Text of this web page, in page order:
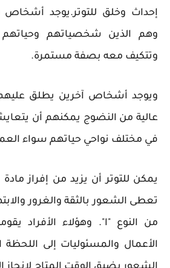
إحداث وخلق للتوتر.يوجد أشخاص
وهم الذين شخصياتهم
وتتكيف معه بصفة مستمرة.
ويوجد أشخاص آخرين يطلق
عالية من النضوج يمكنهم أن
في مختلف نواحي حياتهم سواء
يمكن للتوتر أن يزيد من إفراز مادة
تعطى الشعور بالثقة والغرور
من النوع "ا". وهؤلاء الأفراد
الأعمال والمسئوليات إلى